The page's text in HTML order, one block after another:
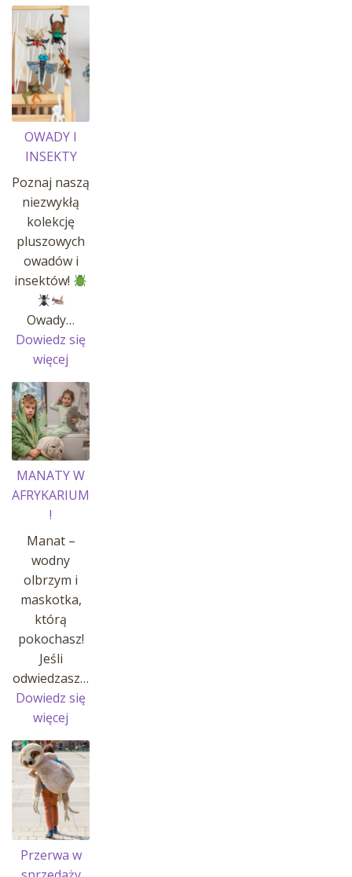
OWADY I
INSEKTY
Poznaj naszą
niezwykłą
kolekcję
pluszowych
owadów i
insektów!
Owady…
Dowiedz się
więcej
OWADY
I
INSEKTY
MANATY W
AFRYKARIUM
!
Manat –
wodny
olbrzym i
maskotka,
którą
pokochasz!
Jeśli
odwiedzasz…
Dowiedz się
więcej
MANATY
W
AFRYKARIUM
!
Przerwa w